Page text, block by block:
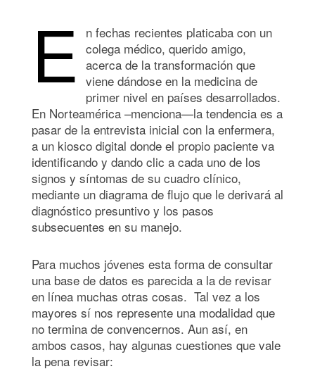
E
n fechas recientes platicaba con un
colega médico, querido amigo,
acerca de la transformación que
viene dándose en la medicina de
primer nivel en países desarrollados.
En Norteamérica –menciona—la tendencia es a
pasar de la entrevista inicial con la enfermera,
a un kiosco digital donde el propio paciente va
identificando y dando clic a cada uno de los
signos y síntomas de su cuadro clínico,
mediante un diagrama de flujo que le derivará al
diagnóstico presuntivo y los pasos
subsecuentes en su manejo.
Para muchos jóvenes esta forma de consultar
una base de datos es parecida a la de revisar
en línea muchas otras cosas. Tal vez a los
mayores sí nos represente una modalidad que
no termina de convencernos. Aun así, en
ambos casos, hay algunas cuestiones que vale
la pena revisar: